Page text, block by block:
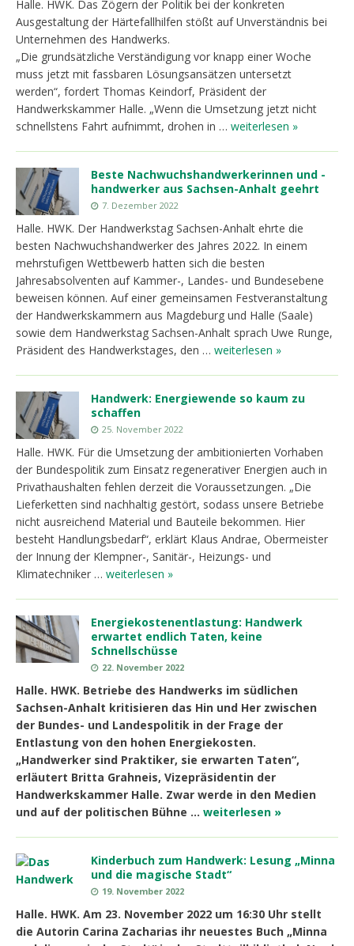
Halle. HWK. Das Zögern der Politik bei der konkreten
Ausgestaltung der Härtefallhilfen stößt auf Unverständnis bei
Unternehmen des Handwerks.
„Die grundsätzliche Verständigung vor knapp einer Woche
muss jetzt mit fassbaren Lösungsansätzen untersetzt
werden“, fordert Thomas Keindorf, Präsident der
Handwerkskammer Halle. „Wenn die Umsetzung jetzt nicht
schnellstens Fahrt aufnimmt, drohen in … weiterlesen »
Beste Nachwuchshandwerkerinnen und -
handwerker aus Sachsen-Anhalt geehrt
7. Dezember 2022
Halle. HWK. Der Handwerkstag Sachsen-Anhalt ehrte die
besten Nachwuchshandwerker des Jahres 2022. In einem
mehrstufigen Wettbewerb hatten sich die besten
Jahresabsolventen auf Kammer-, Landes- und Bundesebene
beweisen können. Auf einer gemeinsamen Festveranstaltung
der Handwerkskammern aus Magdeburg und Halle (Saale)
sowie dem Handwerkstag Sachsen-Anhalt sprach Uwe Runge,
Präsident des Handwerkstages, den … weiterlesen »
Handwerk: Energiewende so kaum zu
schaffen
25. November 2022
Halle. HWK. Für die Umsetzung der ambitionierten Vorhaben
der Bundespolitik zum Einsatz regenerativer Energien auch in
Privathaushalten fehlen derzeit die Voraussetzungen. „Die
Lieferketten sind nachhaltig gestört, sodass unsere Betriebe
nicht ausreichend Material und Bauteile bekommen. Hier
besteht Handlungsbedarf“, erklärt Klaus Andrae, Obermeister
der Innung der Klempner-, Sanitär-, Heizungs- und
Klimatechniker … weiterlesen »
Energiekostenentlastung: Handwerk
erwartet endlich Taten, keine
Schnellschüsse
22. November 2022
Halle. HWK. Betriebe des Handwerks im südlichen
Sachsen-Anhalt kritisieren das Hin und Her zwischen
der Bundes- und Landespolitik in der Frage der
Entlastung von den hohen Energiekosten.
„Handwerker sind Praktiker, sie erwarten Taten“,
erläutert Britta Grahneis, Vizepräsidentin der
Handwerkskammer Halle. Zwar werde in den Medien
und auf der politischen Bühne … weiterlesen »
Kinderbuch zum Handwerk: Lesung „Minna
und die magische Stadt“
19. November 2022
Halle. HWK. Am 23. November 2022 um 16:30 Uhr stellt
die Autorin Carina Zacharias ihr neuestes Buch „Minna